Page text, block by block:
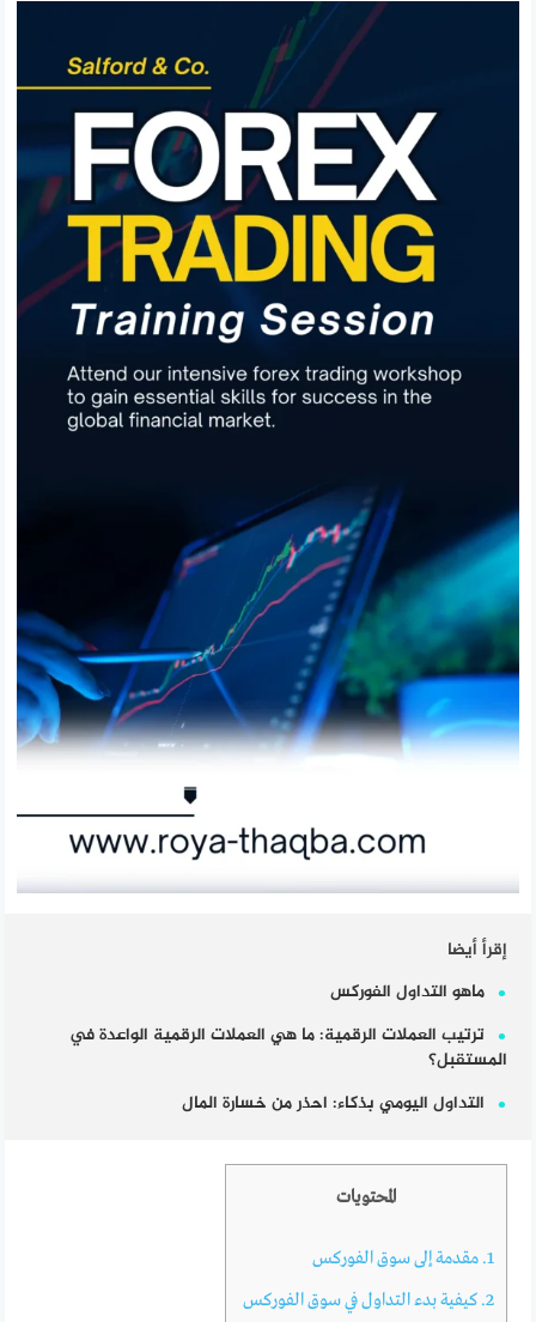
إقرأ أيضا
ماهو التداول الفوركس
ترتيب العملات الرقمية: ما هي العملات الرقمية الواعدة في
المستقبل؟
التداول اليومي بذكاء: احذر من خسارة المال
المحتويات
1. مقدمة إلى سوق الفوركس
2. كيفية بدء التداول في سوق الفوركس